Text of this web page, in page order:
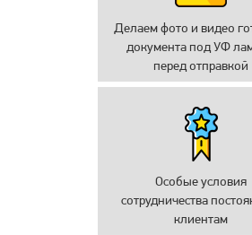
Делаем фото и видео
документа под УФ
перед отправкой
Особые условия
сотрудничества
клиентам